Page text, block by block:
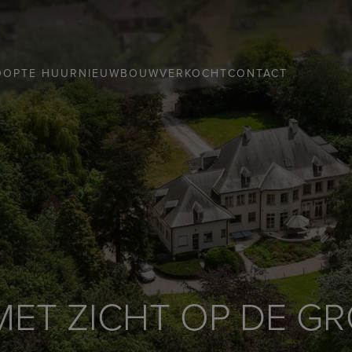
TE HUURNIEUWBOUWVERKOCHTCONTACT
ZICHT OP DE